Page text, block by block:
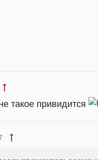
такое привидится